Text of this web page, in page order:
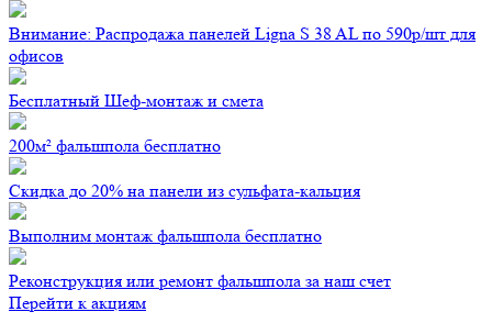
Внимание: Распродажа панелей Ligna S 38 AL по 590р/шт для
офисов
Бесплатный Шеф-монтаж и смета
200м² фальшпола бесплатно
Скидка до 20% на панели из сульфата-кальция
Выполним монтаж фальшпола бесплатно
Реконструкция или ремонт фальшпола за наш счет
Перейти к акциям